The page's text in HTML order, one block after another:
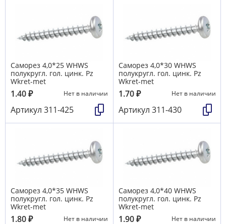
Саморез 4,0*25 WHWS
полукругл. гол. цинк. Pz
Wkret-met
1.40₽ Нет в наличии
Артикул 311-425
Саморез 4,0*30 WHWS
полукругл. гол. цинк. Pz
Wkret-met
1.70₽ Нет в наличии
Артикул 311-430
Саморез 4,0*35 WHWS
полукругл. гол. цинк. Pz
Wkret-met
1.80₽ Нет в наличии
Саморез 4,0*40 WHWS
полукругл. гол. цинк. Pz
Wkret-met
1.90₽ Нет в наличии